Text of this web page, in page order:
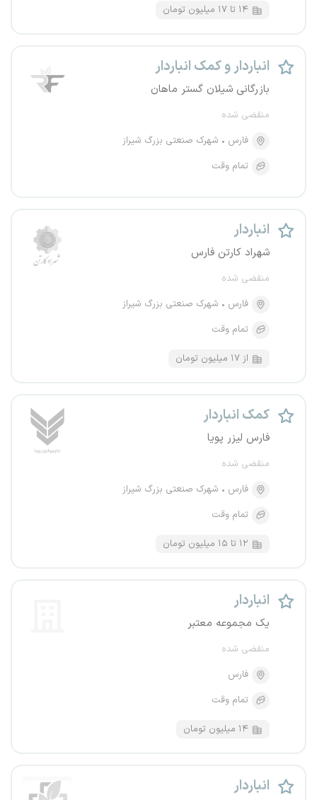
۱۴ تا ۱۷ میلیون تومان
انباردار و کمک انباردار
بازرگانی شیلان گستر ماهان
منقضی شده
فارس
شهرک صنعتی بزرگ شیراز
تمام وقت
انباردار
شهراد کارتن فارس
منقضی شده
فارس
شهرک صنعتی بزرگ شیراز
تمام وقت
از ۱۷ میلیون تومان
کمک انباردار
فارس لیزر پویا
منقضی شده
فارس
شهرک صنعتی بزرگ شیراز
تمام وقت
۱۲ تا ۱۵ میلیون تومان
انباردار
یک مجموعه معتبر
منقضی شده
فارس
تمام وقت
۱۴ میلیون تومان
انباردار